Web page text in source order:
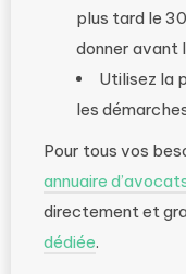
plus tard le
donner avant
Utilisez la
les
Pour tous vos
annuaire
directement et
dédiée.